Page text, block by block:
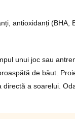
antioxidanți (BHA,
unui joc sau
de băut.
a soarelui.